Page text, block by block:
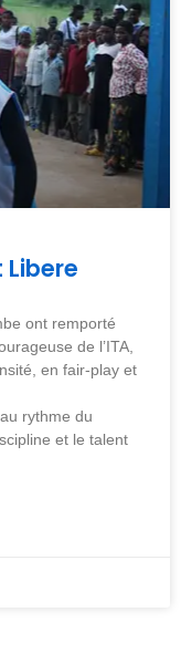
Libere
ont remporté
de l’ITA,
en fair-play et
rythme du
et le talent